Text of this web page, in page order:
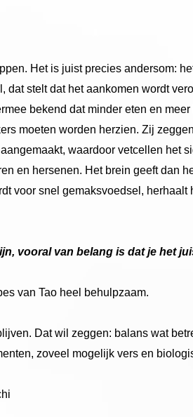
Het is juist precies andersom:
stelt dat het aankomen wordt
bekend dat minder eten en
moeten worden herzien. Zij
waardoor vetcellen het
en hersenen. Het brein geeft dan
voor snel gemaksvoedsel,
vooral van belang is dat je het
van Tao heel behulpzaam.
Dat wil zeggen: balans wat
zoveel mogelijk vers en